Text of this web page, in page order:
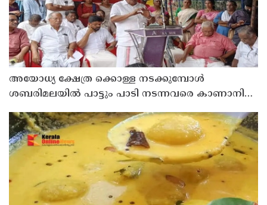
അയോധ്യ ക്ഷേത്ര ക്കൊള്ള നടക്കുമ്പോൾ
ശബരിമലയിൽ പാട്ടും പാടി നടന്നവരെ കാണാനില്ല ;